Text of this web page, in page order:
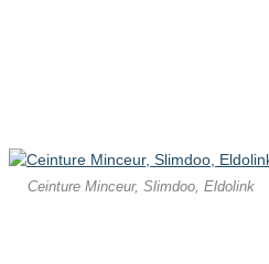
Ceinture Minceur, Slimdoo, Eldolink